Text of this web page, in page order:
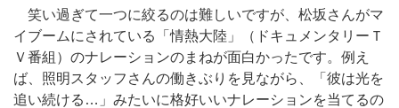
笑い過ぎて一つに絞るのは難しいですが、松坂さんがマ
イブームにされている「情熱大陸」（ドキュメンタリーＴ
Ｖ番組）のナレーションのまねが面白かったです。例え
ば、照明スタッフさんの働きぶりを見ながら、「彼は光を
追い続ける…」みたいに格好いいナレーションを当てるの